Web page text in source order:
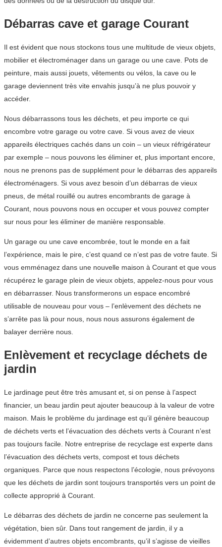
Débarras cave et garage Courant
Il est évident que nous stockons tous une multitude de vieux objets,
mobilier et électroménager dans un garage ou une cave. Pots de
peinture, mais aussi jouets, vêtements ou vélos, la cave ou le
garage deviennent très vite envahis jusqu’à ne plus pouvoir y
accéder.
Nous débarrassons tous les déchets, et peu importe ce qui
encombre votre garage ou votre cave. Si vous avez de vieux
appareils électriques cachés dans un coin – un vieux réfrigérateur
par exemple – nous pouvons les éliminer et, plus important encore,
nous ne prenons pas de supplément pour le débarras des appareils
électroménagers. Si vous avez besoin d’un débarras de vieux
pneus, de métal rouillé ou autres encombrants de garage à
Courant, nous pouvons nous en occuper et vous pouvez compter
sur nous pour les éliminer de manière responsable.
Un garage ou une cave encombrée, tout le monde en a fait
l’expérience, mais le pire, c’est quand ce n’est pas de votre faute. Si
vous emménagez dans une nouvelle maison à Courant et que vous
récupérez le garage plein de vieux objets, appelez-nous pour vous
en débarrasser. Nous transformerons un espace encombré
utilisable de nouveau pour vous – l’enlèvement des déchets ne
s’arrête pas là pour nous, nous nous assurons également de
balayer derrière nous.
Enlèvement et recyclage déchets de
jardin
Le jardinage peut être très amusant et, si on pense à l’aspect
financier, un beau jardin peut ajouter beaucoup à la valeur de votre
maison. Mais le problème du jardinage est qu’il génère beaucoup
de déchets verts et l’évacuation des déchets verts à Courant n’est
pas toujours facile. Notre entreprise de recyclage est experte dans
l’évacuation des déchets verts, compost et tous déchets
organiques. Parce que nous respectons l’écologie, nous prévoyons
que les déchets de jardin sont toujours transportés vers un point de
collecte approprié à Courant.
Le débarras des déchets de jardin ne concerne pas seulement la
végétation, bien sûr. Dans tout rangement de jardin, il y a
évidemment d’autres objets encombrants, qu’il s’agisse de vieilles